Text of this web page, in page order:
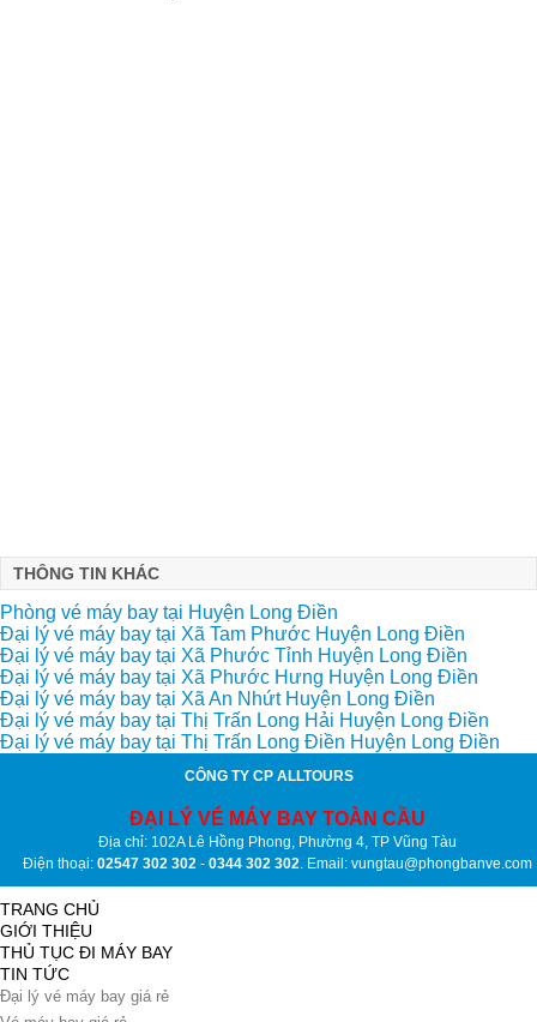
THÔNG TIN KHÁC
Phòng vé máy bay tại Huyện Long Điền
Đại lý vé máy bay tại Xã Tam Phước Huyện Long Điền
Đại lý vé máy bay tại Xã Phước Tỉnh Huyện Long Điền
Đại lý vé máy bay tại Xã Phước Hưng Huyện Long Điền
Đại lý vé máy bay tại Xã An Nhứt Huyện Long Điền
Đại lý vé máy bay tại Thị Trấn Long Hải Huyện Long Điền
Đại lý vé máy bay tại Thị Trấn Long Điền Huyện Long Điền
CÔNG TY CP ALLTOURS
ĐẠI LÝ VÉ MÁY BAY TOÀN CẦU
Địa chỉ: 102A Lê Hồng Phong, Phường 4, TP Vũng Tàu
Điện thoại: 02547 302 302 - 0344 302 302. Email: vungtau@phongbanve.com
TRANG CHỦ
GIỚI THIỆU
THỦ TỤC ĐI MÁY BAY
TIN TỨC
Đại lý vé máy bay giá rẻ